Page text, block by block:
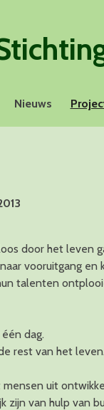
Nieuws
door het leven
vooruitgang
talenten
dag.
rest van het
uit
van hulp van